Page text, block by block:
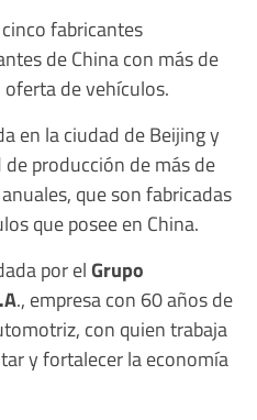
fabricantes
de China con más de
de vehículos.
en la ciudad de Beijing y
producción de más de
que son fabricadas
que posee en China.
por elGrupo
., empresa con 60 años de
con quien trabaja
y fortalecer la economía